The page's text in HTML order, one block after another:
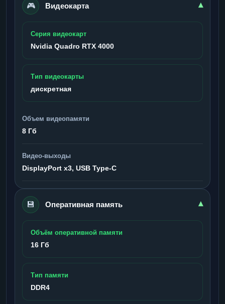
🎮 Видеокарта ▾
Серия видеокарт
Nvidia Quadro RTX 4000
Тип видеокарты
дискретная
Объем видеопамяти
8 Гб
Видео-выходы
DisplayPort x3, USB Type-C
💾 Оперативная память ▾
Объём оперативной памяти
16 Гб
Тип памяти
DDR4